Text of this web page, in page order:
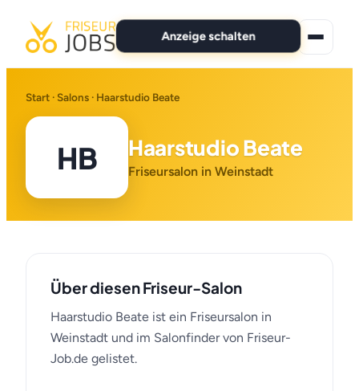
Anzeige schalten
Alle Jobs
Für Bewerber
Anzeige schalten
Start · Salons · Haarstudio Beate
HB Haarstudio Beate
Friseursalon in Weinstadt
Über diesen Friseur-Salon
Haarstudio Beate ist ein Friseursalon in
Weinstadt und im Salonfinder von Friseur-
Job.de gelistet.